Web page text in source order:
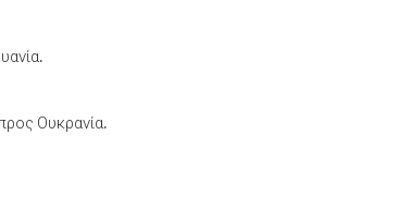
Ουκρανία.